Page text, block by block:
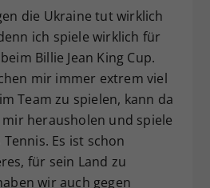
die Ukraine tut wirklich
ich spiele wirklich für
Billie Jean King Cup.
mir immer extrem viel
Team zu spielen, kann da
herausholen und spiele
Es ist schon
für sein Land zu
wir auch gegen